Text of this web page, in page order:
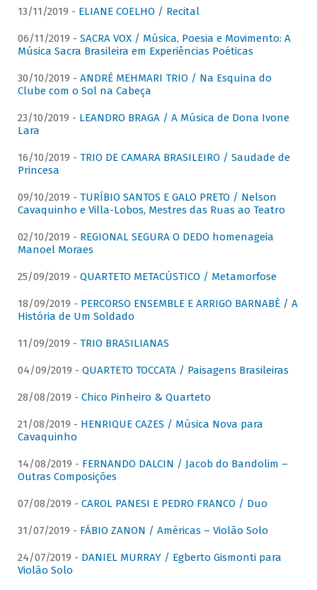
13/11/2019 - ELIANE COELHO / Recital
06/11/2019 - SACRA VOX / Música, Poesia e Movimento: A
Música Sacra Brasileira em Experiências Poéticas
30/10/2019 - ANDRÉ MEHMARI TRIO / Na Esquina do
Clube com o Sol na Cabeça
23/10/2019 - LEANDRO BRAGA / A Música de Dona Ivone
Lara
16/10/2019 - TRIO DE CAMARA BRASILEIRO / Saudade de
Princesa
09/10/2019 - TURÍBIO SANTOS E GALO PRETO / Nelson
Cavaquinho e Villa-Lobos, Mestres das Ruas ao Teatro
02/10/2019 - REGIONAL SEGURA O DEDO homenageia
Manoel Moraes
25/09/2019 - QUARTETO METACÚSTICO / Metamorfose
18/09/2019 - PERCORSO ENSEMBLE E ARRIGO BARNABÈ / A
História de Um Soldado
11/09/2019 - TRIO BRASILIANAS
04/09/2019 - QUARTETO TOCCATA / Paisagens Brasileiras
28/08/2019 - Chico Pinheiro & Quarteto
21/08/2019 - HENRIQUE CAZES / Música Nova para
Cavaquinho
14/08/2019 - FERNANDO DALCIN / Jacob do Bandolim –
Outras Composições
07/08/2019 - CAROL PANESI E PEDRO FRANCO / Duo
31/07/2019 - FÁBIO ZANON / Américas – Violão Solo
24/07/2019 - DANIEL MURRAY / Egberto Gismonti para
Violão Solo